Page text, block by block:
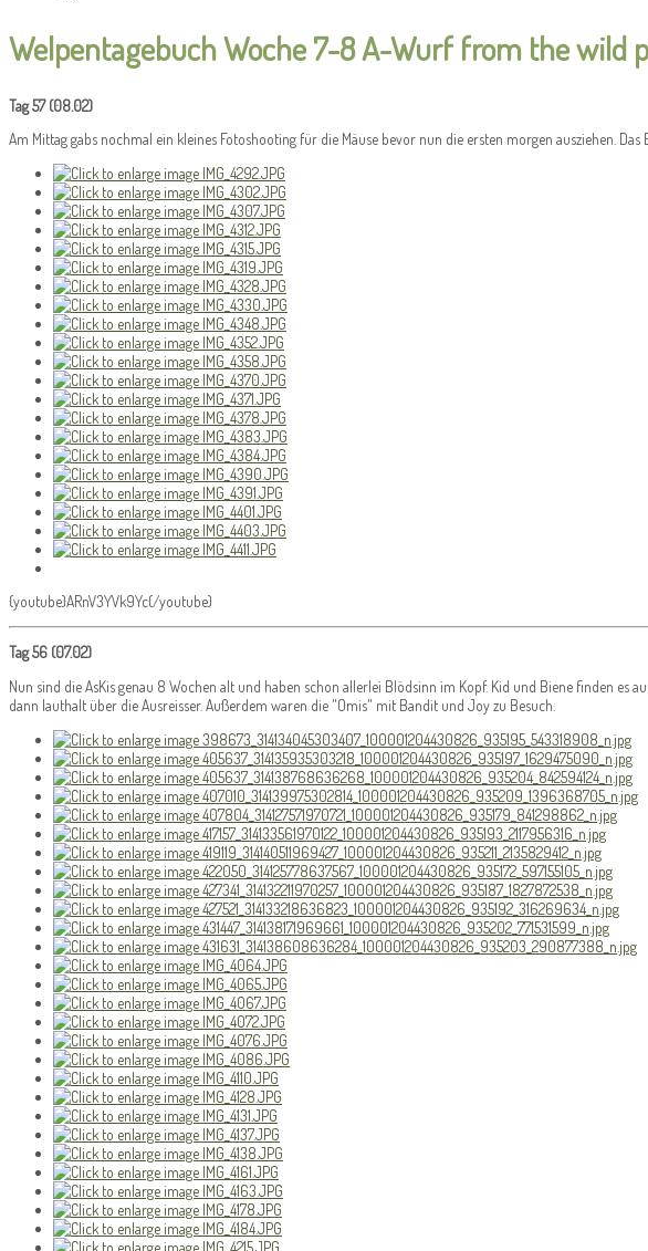
Welpentagebuch Woche 7-8 A-Wurf from the wild
Tag 57 (08.02)
Am Mittag gabs nochmal ein kleines Fotoshooting für die Mäuse bevor nun die ersten morgen ausziehen. Das
{youtube}ARnV3YVk9Yc{/youtube}
Tag 56 (07.02)
Nun sind die AsKis genau 8 Wochen alt und haben schon allerlei Blödsinn im Kopf. Kid und Biene finden es
dann lauthalt über die Ausreisser. Außerdem waren die "Omis" mit Bandit und Joy zu Besuch.